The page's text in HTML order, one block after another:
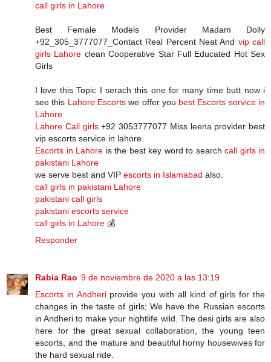
call girls in Lahore
Best Female Models Provider Madam Dolly
+92_305_3777077_Contact Real Percent Neat And vip call
girls Lahore clean Cooperative Star Full Educated Hot Sex
Girls
I love this Topic I serach this one for many time butt now i
see this Lahore Escortswe offer you best Escorts service in
Lahore
Lahore Call girls+92 3053777077 Miss leena provider best
vip escorts service in lahore.
Escorts in Lahore is the best key word to search call girls in
pakistani Lahore
we serve best and VIP escorts in Islamabad also.
call girls in pakistani Lahore
pakistani call girls
pakistani escorts service
call girls in Lahore 💰
Responder
Rabia Rao 9 de noviembre de 2020 a las 13:19
Escorts in Andheriprovide you with all kind of girls for the
changes in the taste of girls; We have the Russian escorts
in Andheri to make your nightlife wild. The desi girls are also
here for the great sexual collaboration, the young teen
escorts, and the mature and beautiful horny housewives for
the hard sexual ride.